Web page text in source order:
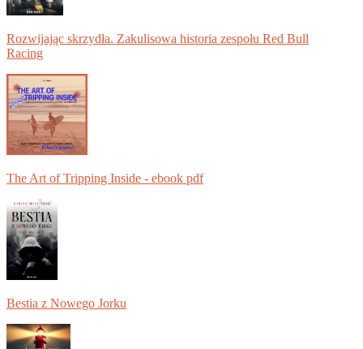
Rozwijając skrzydła. Zakulisowa historia zespołu Red Bull
Racing
The Art of Tripping Inside - ebook pdf
Bestia z Nowego Jorku